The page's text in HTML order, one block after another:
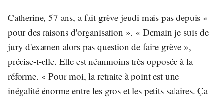
Catherine, 57 ans, a fait grève jeudi mais pas depuis «
pour des raisons d'organisation ». « Demain je suis de
jury d'examen alors pas question de faire grève »,
précise-t-elle. Elle est néanmoins très opposée à la
réforme. « Pour moi, la retraite à point est une
inégalité énorme entre les gros et les petits salaires. Ça